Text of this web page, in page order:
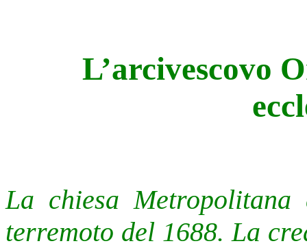
L’arcivescovo
La chiesa
terremoto del 1688. La